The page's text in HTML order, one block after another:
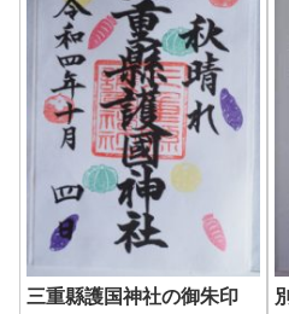
三重縣護国神社の御朱印